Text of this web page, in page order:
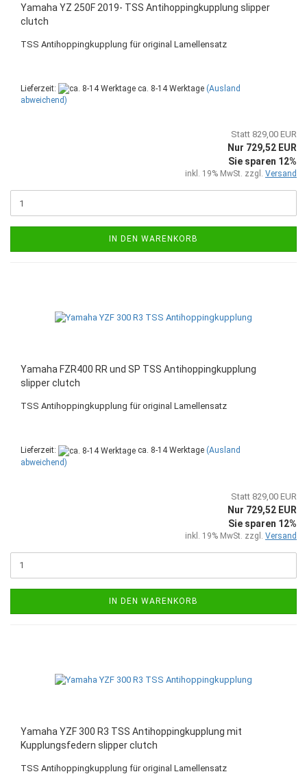
Yamaha YZ 250F 2019- TSS Antihoppingkupplung slipper
clutch
TSS Antihoppingkupplung für original Lamellensatz
Lieferzeit: ca. 8-14 Werktage (Ausland
abweichend)
Statt 829,00 EUR
Nur 729,52 EUR
Sie sparen 12%
inkl. 19% MwSt. zzgl. Versand
IN DEN WARENKORB
Yamaha FZR400 RR und SP TSS Antihoppingkupplung
slipper clutch
TSS Antihoppingkupplung für original Lamellensatz
Lieferzeit: ca. 8-14 Werktage (Ausland
abweichend)
Statt 829,00 EUR
Nur 729,52 EUR
Sie sparen 12%
inkl. 19% MwSt. zzgl. Versand
IN DEN WARENKORB
Yamaha YZF 300 R3 TSS Antihoppingkupplung mit
Kupplungsfedern slipper clutch
TSS Antihoppingkupplung für original Lamellensatz